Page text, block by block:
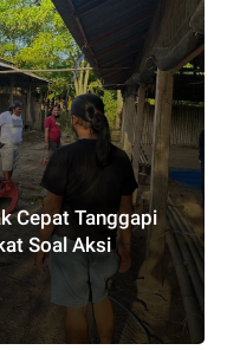
Cepat Tanggapi
Soal Aksi